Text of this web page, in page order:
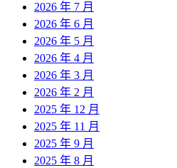
2026 年 7 月
2026 年 6 月
2026 年 5 月
2026 年 4 月
2026 年 3 月
2026 年 2 月
2025 年 12 月
2025 年 11 月
2025 年 9 月
2025 年 8 月